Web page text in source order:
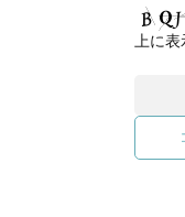
上に